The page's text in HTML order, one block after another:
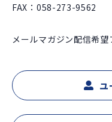
FAX：058-273-9562
メールマガジン配信希望
ユ